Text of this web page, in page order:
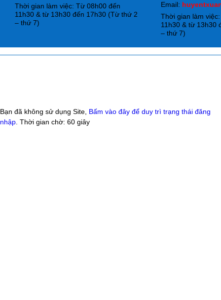
Thời gian làm việc: Từ 08h00 đến
11h30 & từ 13h30 đến 17h30 (Từ thứ 2
– thứ 7)
Email:
Thời gian làm
11h30 & từ 13h30
– thứ 7)
Bạn đã không sử dụng Site, Bấm vào đây để duy trì trạng thái đăng
nhập . Thời gian chờ: 60 giây